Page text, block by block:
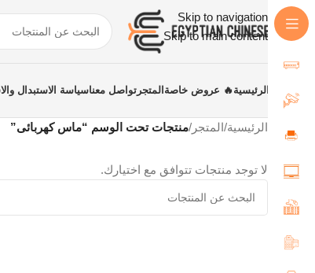
Skip to navigation
Skip to main content
الرئيسية 🔥 عروض خاصة المتجر تواصل معناسياسة الاستبدال
الرئيسية/المتجر /منتجات تحت الوسم “ماس كهربائى”
لا توجد منتجات تتوافق مع اختيارك.